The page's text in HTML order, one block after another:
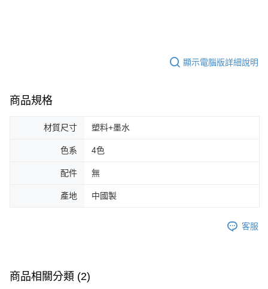
顯示電腦版詳細說明
商品規格
材質尺寸 塑料+墨水
色系 4色
配件 無
產地 中國製
客服
商品相關分類 (2)